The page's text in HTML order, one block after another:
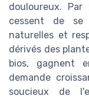
douloureux.
cessent de se
naturelles et
dérivés des
bios, gagnent
demande
soucieux de